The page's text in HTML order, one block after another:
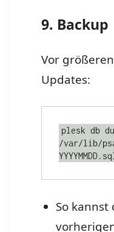
9. Backup
Vor
Updates:
plesk db
/var/lib/
So